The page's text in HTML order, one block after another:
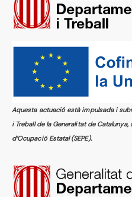
Aquesta actuació està impulsada i
i Treball de la Generalitat de
d’Ocupació Estatal (SEPE).